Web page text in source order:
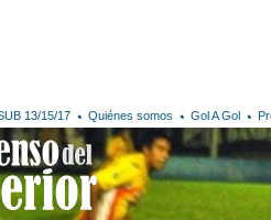
13/15/17 Quiénes somos Gol A Gol